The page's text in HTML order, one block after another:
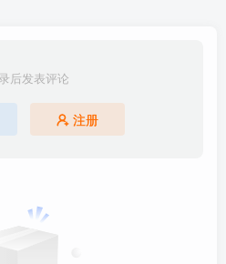
后发表评论
注册